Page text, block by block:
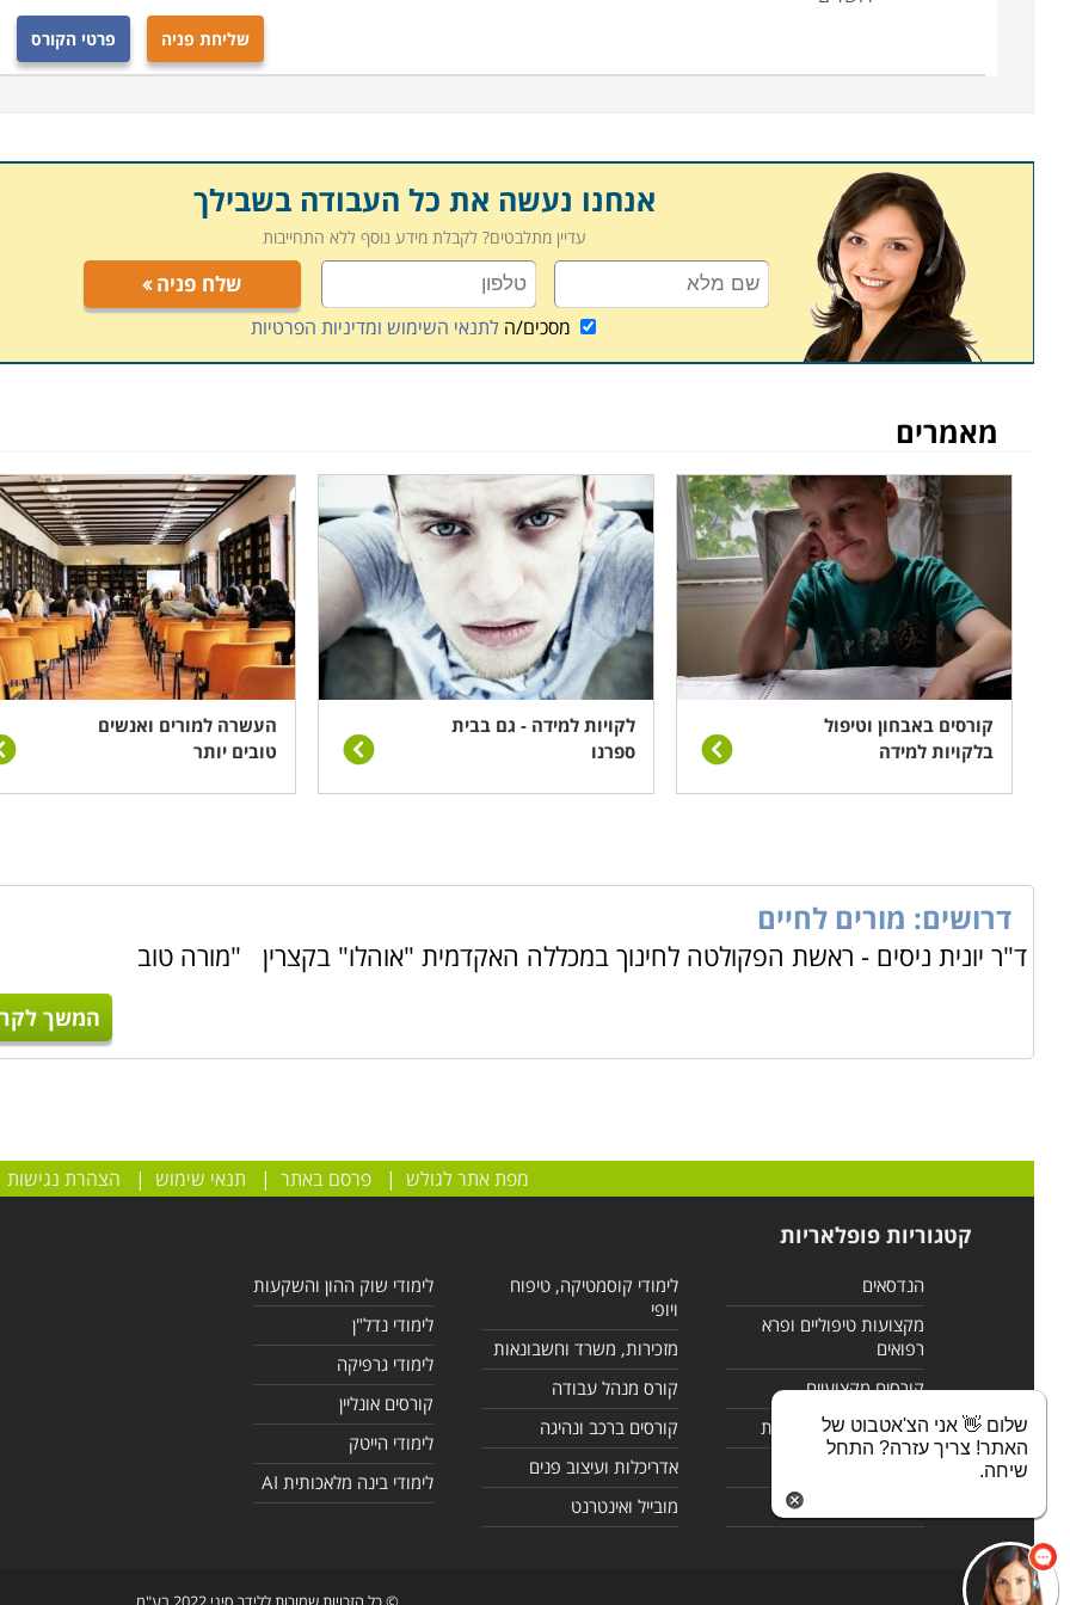
שליחת פניה פרטי הקורס
אנחנו נעשה את כל העבודה בשבילך
עדיין מתלבטים? לקבלת מידע נוסף ללא התחייבות
שלח פניה
מסכים/הלתנאי השימוש ומדיניות הפרטיות
מאמרים
קורסים באבחון וטיפול
בלקויות למידה
לקויות למידה - גם בבית
ספרנו
העשרה למורים ואנשים
טובים יותר
דרושים: מורים לחיים
ד"ר יונית ניסים - ראשת הפקולטה לחינוך במכללה האקדמית "אוהלו" בקצרין "מורה טוב
המשך
מפת אתר לגולש |פרסם באתר | תנאי שימוש | הצהרת נגישות
קטגוריות פופלאריות
הנדסאים
מקצועות טיפוליים ופרא
רפואים
קורסים מקצועיים
לימודי מחשבים ורשתות
לימודי קוסמטיקה, טיפוח
ויופי
מזכירות, משרד וחשבונאות
קורס מנהל עבודה
קורסים ברכב ונהיגה
אדריכלות ועיצוב פנים
מובייל ואינטרנט
לימודי שוק ההון והשקעות
לימודי נדל"ן
לימודי גרפיקה
קורסים אונליין
לימודי הייטק
לימודי בינה מלאכותית AI
שלום 👋 אני הצ'אטבוט של
האתר! צריך עזרה? התחל
שיחה.